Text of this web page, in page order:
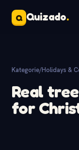
Q Quizado.
Kategorie/Holidays &
Real
for